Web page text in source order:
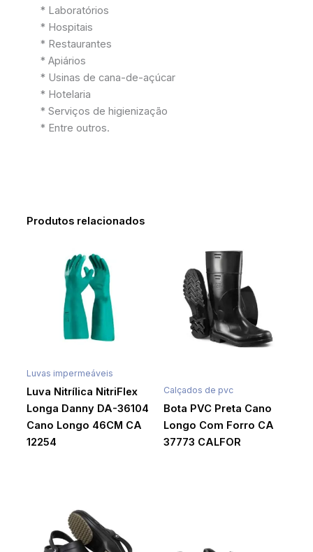
* Laboratórios
* Hospitais
* Restaurantes
* Apiários
* Usinas de cana-de-açúcar
* Hotelaria
* Serviços de higienização
* Entre outros.
Produtos relacionados
Luvas impermeáveis
Luva Nitrílica NitriFlex
Longa Danny DA-36104
Cano Longo 46CM CA
12254
Calçados de pvc
Bota PVC Preta Cano
Longo Com Forro CA
37773 CALFOR